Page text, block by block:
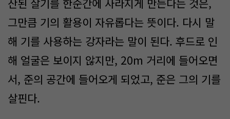
산된 살기를 한순간에 사라지게 만든다는 것은,
그만큼 기의 활용이 자유롭다는 뜻이다. 다시 말
해 기를 사용하는 강자라는 말이 된다. 후드로 인
해 얼굴은 보이지 않지만, 20m 거리에 들어오면
서, 준의 공간에 들어오게 되었고, 준은 그의 기를
살핀다.